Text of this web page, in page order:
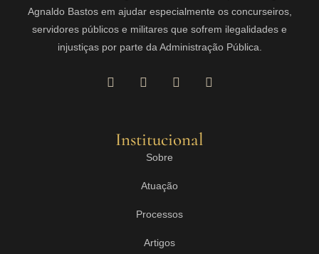
Agnaldo Bastos em ajudar especialmente os concurseiros,
servidores públicos e militares que sofrem ilegalidades e
injustiças por parte da Administração Pública.
Institucional
Sobre
Atuação
Processos
Artigos